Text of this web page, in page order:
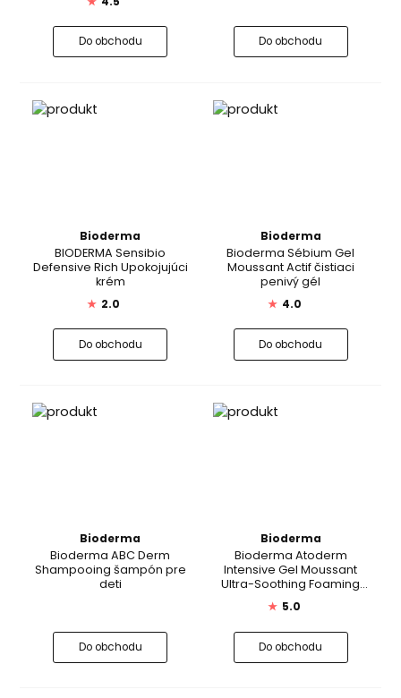
Do obchodu Do obchodu
Bioderma
BIODERMA Sensibio
Defensive Rich Upokojujúci
krém
★ 2.0
Do obchodu
Bioderma
Bioderma Sébium Gel
Moussant Actif čistiaci
penivý gél
★ 4.0
Do obchodu
Bioderma
Bioderma ABC Derm
Shampooing šampón pre
deti
Do obchodu
Bioderma
Bioderma Atoderm
Intensive Gel Moussant
Ultra-Soothing Foaming
★ 5.0
Do obchodu